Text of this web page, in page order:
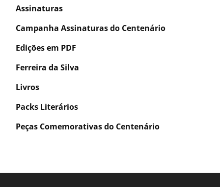
Assinaturas
Campanha Assinaturas do Centenário
Edições em PDF
Ferreira da Silva
Livros
Packs Literários
Peças Comemorativas do Centenário